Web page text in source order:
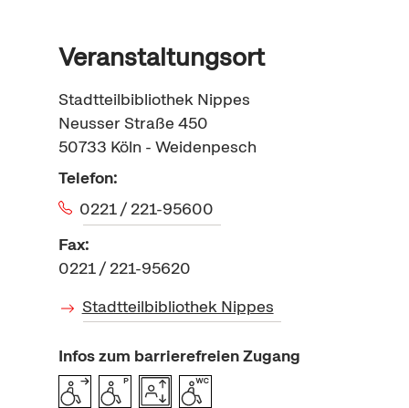
Veranstaltungsort
Stadtteilbibliothek Nippes
Neusser Straße 450
50733 Köln - Weidenpesch
Telefon:
0221 / 221-95600
Fax:
0221 / 221-95620
Stadtteilbibliothek Nippes
Infos zum barrierefreien Zugang